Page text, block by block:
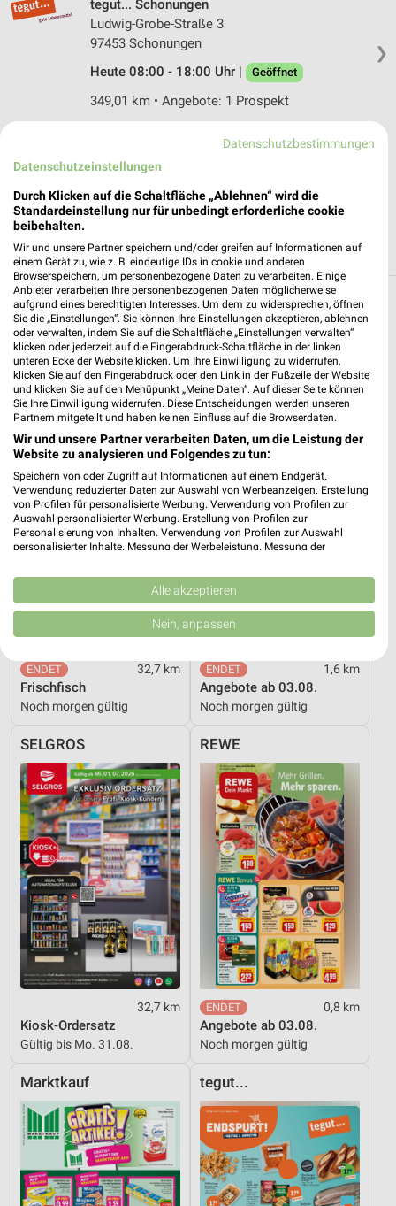
❯
tegut... Schonungen
Ludwig-Grobe-Straße 3
97453 Schonungen
Heute 08:00 - 18:00 Uhr |
Geöffnet
349,01 km • Angebote: 1 Prospekt
Sczygiel & Pfrang Grafenrheinfeld
Brückenstraße 35
97506 Grafenrheinfeld
Heute 08:00 - 19:00 Uhr |
357,77 km • Angebote: 1 Prospekt
Supermärkte Angebote und Prospekte für
Schweinfurt
18 Prospekte
SELGROS
32,7 km
Frischfisch
Noch morgen gültig
nahkauf
1,6 km
Angebote ab 03.08.
Noch morgen gültig
SELGROS
32,7 km
Kiosk-Ordersatz
Gültig bis Mo. 31.08.
REWE
0,8 km
Angebote ab 03.08.
Noch morgen gültig
Marktkauf tegut...
Datenschutzbestimmungen
Datenschutzeinstellungen
Durch Klicken auf die Schaltfläche „Ablehnen“ wird die
Standardeinstellung nur für unbedingt erforderliche cookie
beibehalten.
Wir und unsere Partner speichern und/oder greifen auf Informationen auf
einem Gerät zu, wie z. B. eindeutige IDs in cookie und anderen
Browserspeichern, um personenbezogene Daten zu verarbeiten. Einige
Anbieter verarbeiten Ihre personenbezogenen Daten möglicherweise
aufgrund eines berechtigten Interesses. Um dem zu widersprechen, öffnen
Sie die „Einstellungen“. Sie können Ihre Einstellungen akzeptieren, ablehnen
oder verwalten, indem Sie auf die Schaltfläche „Einstellungen verwalten“
klicken oder jederzeit auf die Fingerabdruck-Schaltfläche in der linken
unteren Ecke der Website klicken. Um Ihre Einwilligung zu widerrufen,
klicken Sie auf den Fingerabdruck oder den Link in der Fußzeile der Website
und klicken Sie auf den Menüpunkt „Meine Daten“. Auf dieser Seite können
Sie Ihre Einwilligung widerrufen. Diese Entscheidungen werden unseren
Partnern mitgeteilt und haben keinen Einfluss auf die Browserdaten.
Wir und unsere Partner verarbeiten Daten, um die Leistung der
Website zu analysieren und Folgendes zu tun:
Speichern von oder Zugriff auf Informationen auf einem Endgerät.
Verwendung reduzierter Daten zur Auswahl von Werbeanzeigen. Erstellung
von Profilen für personalisierte Werbung. Verwendung von Profilen zur
Auswahl personalisierter Werbung. Erstellung von Profilen zur
Personalisierung von Inhalten. Verwendung von Profilen zur Auswahl
personalisierter Inhalte. Messung der Werbeleistung. Messung der
Kombinationen von Daten aus verschiedenen Quellen. Entwicklung und
Verbesserung der Angebote. Verwendung reduzierter Daten zur Auswahl
von Inhalten.
Daten können außerhalb der Europäischen Union weitergegeben und in die
Website/App.
Partnerliste anzeigen (1 IAB-Anbieter)
Wir nutzen Ihre Daten für folgende Zwecke:
Speichern von oder Zugriff auf Informationen
auf einem Endgerät
Verwendung reduzierter Daten zur Auswahl von
Werbeanzeigen
Erstellung von Profilen für personalisierte
Werbung
Verwendung von Profilen zur Auswahl
personalisierter Werbung
Erstellung von Profilen zur Personalisierung
von Inhalten
Verwendung von Profilen zur Auswahl
personalisierter Inhalte
Messung der Performance von Inhalten
Analyse von Zielgruppen durch Statistiken oder
Kombinationen von Daten aus verschiedenen
Quellen
Alle akzeptieren
Nein, anpassen